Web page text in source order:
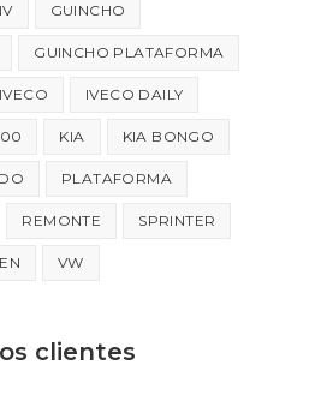
GUINCHO
GUINCHO PLATAFORMA
IVECO IVECO DAILY
KIA KIA BONGO
PLATAFORMA
REMONTE SPRINTER
VW
clientes